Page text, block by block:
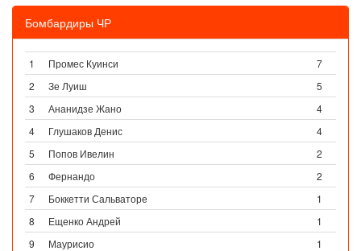
Бомбардиры ЧР
1 Промес Куинси
7
2
Зе Луиш
5
3
Ананидзе Жано
4
4
Глушаков Денис
4
5
Попов Ивелин
2
6
Фернандо
2
7
Боккетти Сальваторе
1
8
Ещенко Андрей
1
9
Маурисио
1